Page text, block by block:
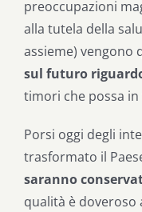
preoccupazioni
alla tutela della
assieme) vengono
sul futuro
timori che possa
Porsi oggi degli
trasformato il
saranno
qualità è doveroso